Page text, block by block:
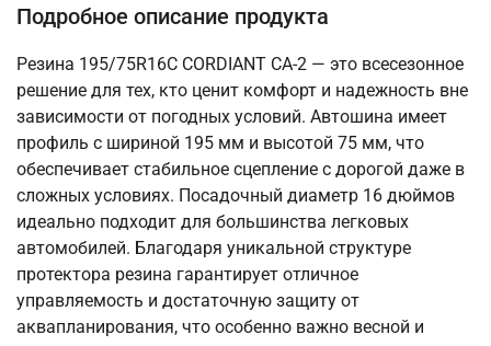
Подробное описание продукта
Резина 195/75R16C CORDIANT CA-2 — это всесезонное
решение для тех, кто ценит комфорт и надежность вне
зависимости от погодных условий. Автошина имеет
профиль с шириной 195 мм и высотой 75 мм, что
обеспечивает стабильное сцепление с дорогой даже в
сложных условиях. Посадочный диаметр 16 дюймов
идеально подходит для большинства легковых
автомобилей. Благодаря уникальной структуре
протектора резина гарантирует отличное
управляемость и достаточную защиту от
аквапланирования, что особенно важно весной и